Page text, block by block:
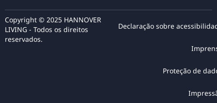
Copyright © 2025 HANNOVER
LIVING - Todos os direitos
reservados.
Declaração sobre
Proteção de